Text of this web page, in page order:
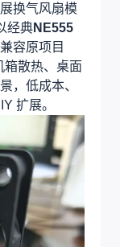
换气风扇模
经典NE555
容原项目
箱散热、桌面
，低成本、
扩展。